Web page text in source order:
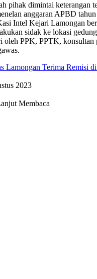
pihak dimintai keterangan
anggaran APBD
Intel Kejari Lamongan
sidak ke lokasi
oleh PPK, PPTK, konsultan
Lamongan Terima Remisi
2023
Membaca